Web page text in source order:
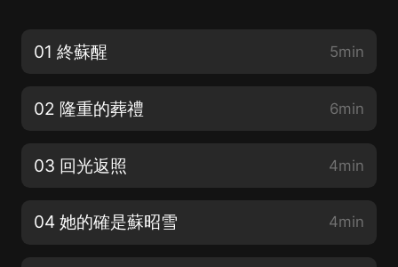
01 終蘇醒 5min
02 隆重的葬禮 6min
03 回光返照 4min
04 她的確是蘇昭雪 4min